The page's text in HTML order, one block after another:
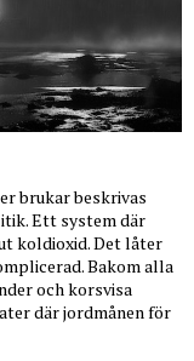
brukar beskrivas
Ett system där
koldioxid. Det låter
Bakom alla
och korsvisa
där jordmånen för